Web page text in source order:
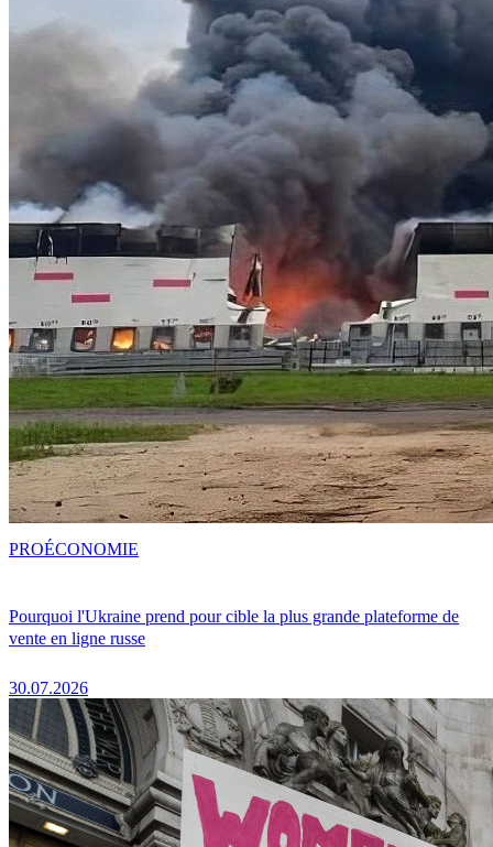
Pourquoi l'Ukraine prend pour cible la plus grande plateforme de
vente en ligne russe
30.07.2026
PROÉCONOMIE